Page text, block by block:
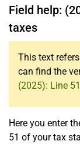
Field help:
taxes
This text
can find the
(2025): Line 51
Here you enter
51 of your tax